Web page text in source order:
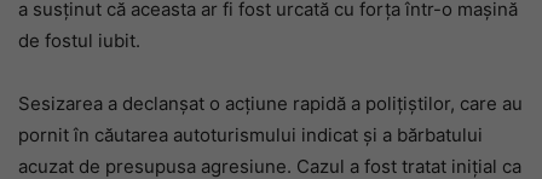
a susținut că aceasta ar fi fost urcată cu forța într-o mașină
de fostul iubit.
Sesizarea a declanșat o acțiune rapidă a polițiștilor, care au
pornit în căutarea autoturismului indicat și a bărbatului
acuzat de presupusa agresiune. Cazul a fost tratat inițial ca